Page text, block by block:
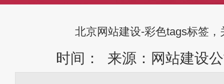
北京网站建设-彩色tags标签
时间： 来源：网站建设